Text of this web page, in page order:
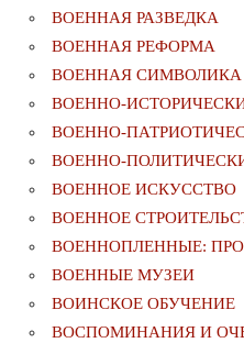
ВОЕННАЯ РАЗВЕДКА
ВОЕННАЯ РЕФОРМА
ВОЕННАЯ СИМВОЛИКА
ВОЕННО-
ВОЕННО-
ВОЕННО-
ВОЕННОЕ ИСКУССТВО
ВОЕННОЕ
ВОЕННОПЛЕННЫЕ:
ВОЕННЫЕ МУЗЕИ
ВОИНСКОЕ ОБУЧЕНИЕ
ВОСПОМИНАНИЯ И